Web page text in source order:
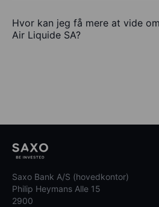
Hvor kan jeg få mere at vide
Air Liquide SA?
Saxo Bank A/S (hovedkontor)
Philip Heymans Alle 15
2900